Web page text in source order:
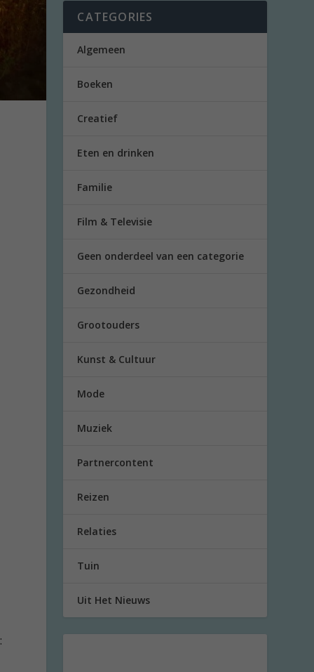
CATEGORIES
Algemeen
Boeken
Creatief
Eten en drinken
Familie
Film & Televisie
Geen onderdeel van een categorie
Gezondheid
Grootouders
Kunst & Cultuur
Mode
Muziek
Partnercontent
Reizen
Relaties
Tuin
Uit Het Nieuws